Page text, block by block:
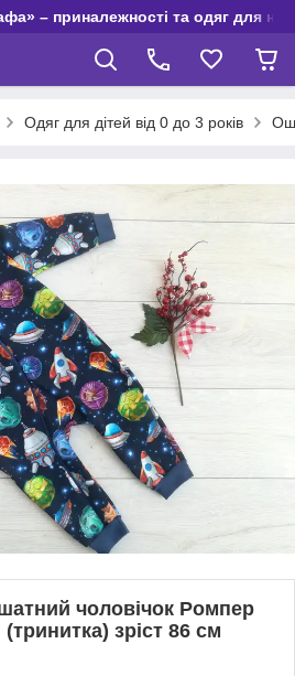
– приналежності та одяг для
Одяг для дітей від 0 до 3 років
чоловічок Ромпер
зріст 86 см